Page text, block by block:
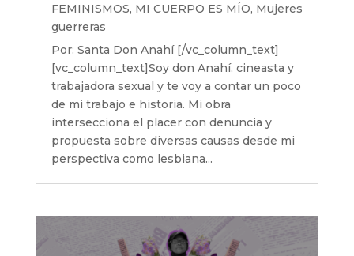
FEMINISMOS, MI CUERPO ES MÍO, Mujeres
guerreras
Por: Santa Don Anahí [/vc_column_text]
[vc_column_text]Soy don Anahí, cineasta y
trabajadora sexual y te voy a contar un poco
de mi trabajo e historia. Mi obra
intersecciona el placer con denuncia y
propuesta sobre diversas causas desde mi
perspectiva como lesbiana...